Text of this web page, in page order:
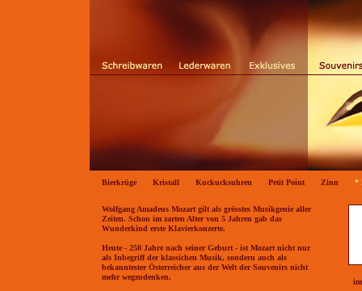
Bierkrüge Kristall Kuckucksuhren Petit Point Zinn *
Wolfgang Amadeus Mozart gilt als grösstes Musikgenie aller
Zeiten. Schon im zarten Alter von 5 Jahren gab das
Wunderkind erste Klavierkonzerte.
Heute - 250 Jahre nach seiner Geburt - ist Mozart nicht nur
als Inbegriff der klassichen Musik, sondern auch als
bekanntester Österreicher aus der Welt der Souvenirs nicht
mehr wegzudenken.